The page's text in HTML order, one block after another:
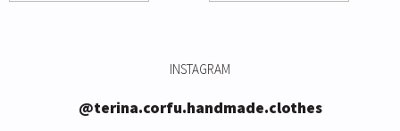
INSTAGRAM
@terina.corfu.handmade.clothes